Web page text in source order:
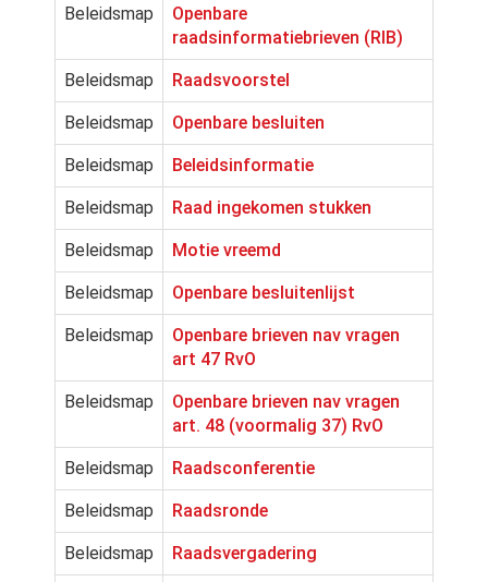
Beleidsmap
Openbare
raadsinformatiebrieven (RIB)
Beleidsmap Raadsvoorstel
Beleidsmap Openbare besluiten
Beleidsmap Beleidsinformatie
Beleidsmap Raad ingekomen stukken
Beleidsmap Motie vreemd
Beleidsmap Openbare besluitenlijst
Beleidsmap
Openbare brieven nav vragen
art 47 RvO
Beleidsmap
Openbare brieven nav vragen
art. 48 (voormalig 37) RvO
Beleidsmap Raadsconferentie
Beleidsmap Raadsronde
Beleidsmap Raadsvergadering